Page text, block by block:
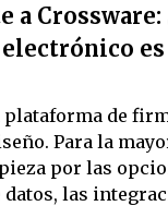
a Crossware:
plataforma de
Para la
por las
las